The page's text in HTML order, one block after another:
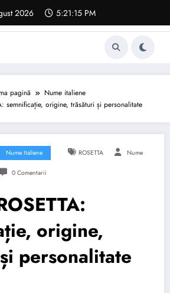
2026 5:21:16 PM
pagină
Nume italiene
semnificație, origine, trăsături și personalitate
Nume Italiene ROSETTA Nume
0 Comentarii
origine,
personalitate